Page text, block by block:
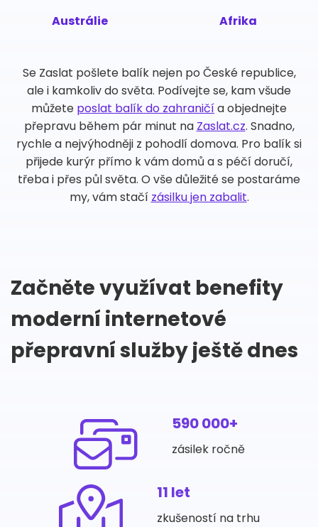
Austrálie Afrika
Se Zaslat pošlete balík nejen po České republice,
ale i kamkoliv do světa. Podívejte se, kam všude
můžete poslat balík do zahraničía objednejte
přepravu během pár minut na Zaslat.cz. Snadno,
rychle a nejvýhodněji z pohodlí domova. Pro balík si
přijede kurýr přímo k vám domů a s péčí doručí,
třeba i přes půl světa. O vše důležité se postaráme
my, vám stačí zásilku jen zabalit.
Začněte využívat benefity
moderní internetové
přepravní služby ještě dnes
590 000+
zásilek ročně
11 let
zkušeností na trhu